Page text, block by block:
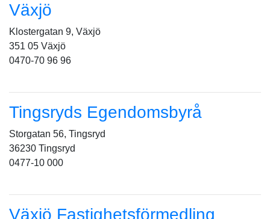
Växjö
Klostergatan 9, Växjö
351 05 Växjö
0470-70 96 96
Tingsryds Egendomsbyrå
Storgatan 56, Tingsryd
36230 Tingsryd
0477-10 000
Växjö Fastighetsförmedling